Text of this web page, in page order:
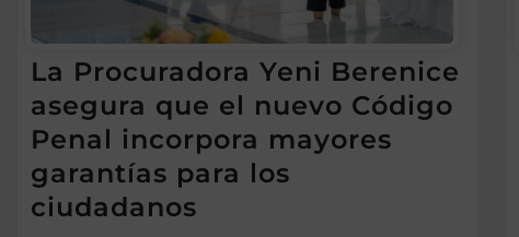
La Procuradora Yeni Berenice
asegura que el nuevo Código
Penal incorpora mayores
garantías para los
ciudadanos